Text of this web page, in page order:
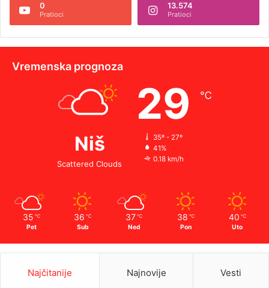
0
Pratioci
13.574
Pratioci
Vremenska prognoza
Niš
Scattered Clouds
29 ℃
35º - 27º
41%
0.18 km/h
35 ℃
Pet
36 ℃
Sub
37 ℃
Ned
38 ℃
Pon
40 ℃
Uto
Najčitanije Najnovije Vesti